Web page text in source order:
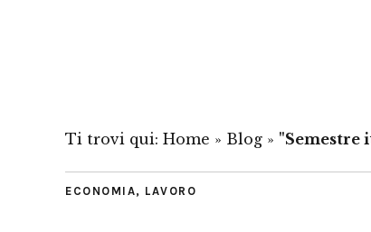
Ti trovi qui: Home » Blog » "Semestre
ECONOMIA, LAVORO